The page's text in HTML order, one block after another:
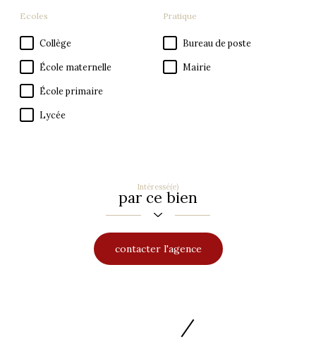
Ecoles
Collège
École maternelle
École primaire
Lycée
Pratique
Bureau de poste
Mairie
Intéressé(e)
par ce bien
contacter l'agence